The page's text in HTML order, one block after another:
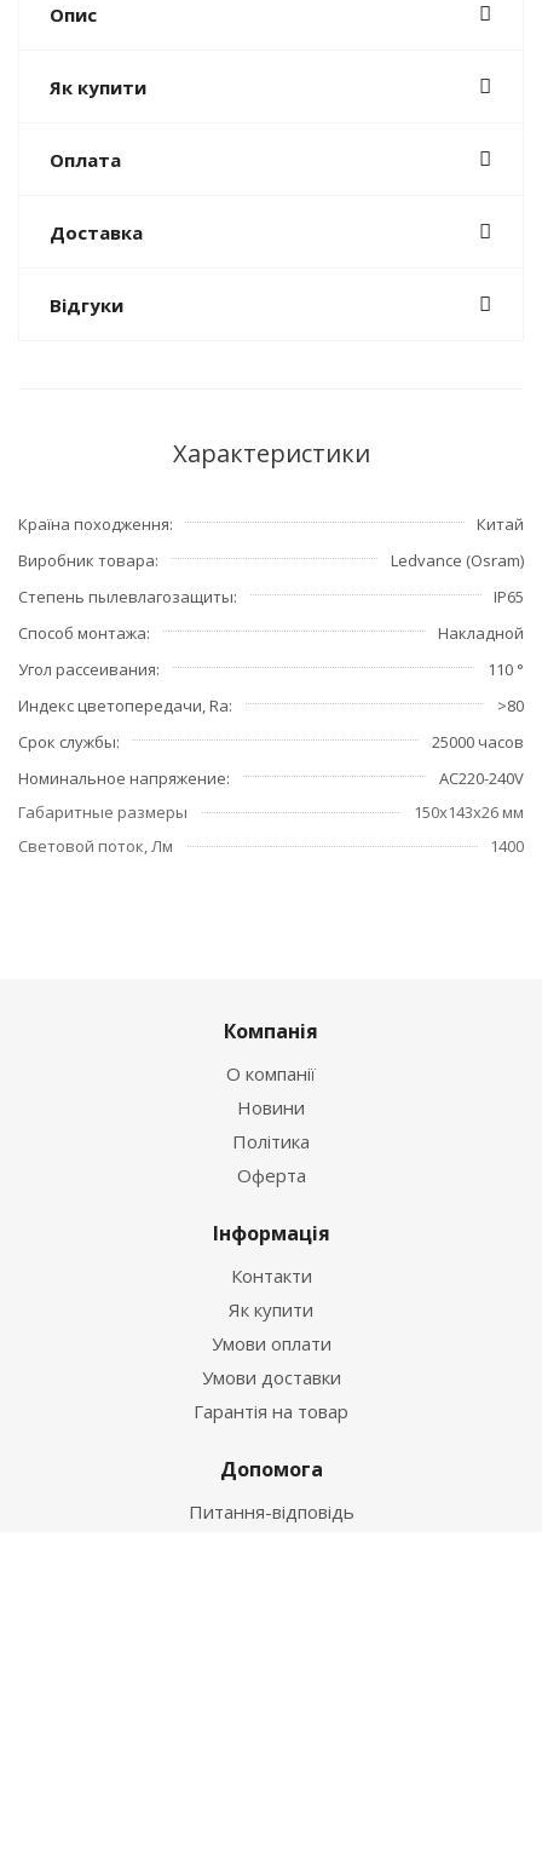
Опис
Як купити
Оплата
Доставка
Відгуки
Характеристики
Країна походження
Китай
Виробник товара
Ledvance (Osram)
Степень пылевлагозащиты
IP65
Способ монтажа
Накладной
Угол рассеивания
110 °
Индекс цветопередачи, Ra
>80
Срок службы
25000 часов
Номинальное напряжение
AC220-240V
Габаритные размеры
150x143x26 мм
Световой поток, Лм
1400
Компанія
О компанії
Новини
Політика
Оферта
Інформація
Контакти
Як купити
Умови оплати
Умови доставки
Гарантія на товар
Допомога
Питання-відповідь